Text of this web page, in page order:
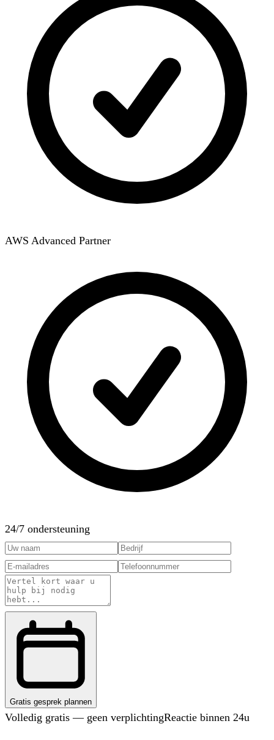
AWS Advanced Partner
24/7 ondersteuning
Gratis gesprek plannen
Volledig gratis — geen verplichtingReactie binnen 24u